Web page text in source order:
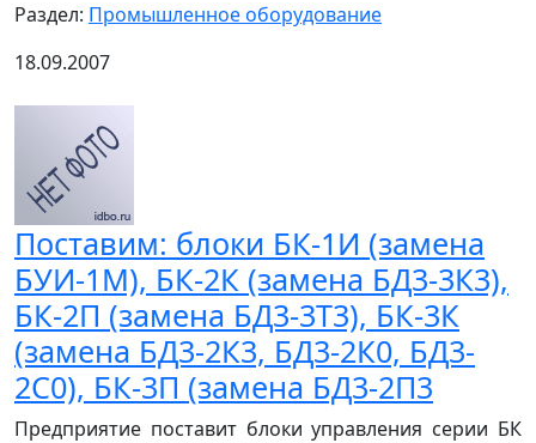
Раздел: Промышленное оборудование
18.09.2007
Поставим: блоки БК-1И (замена
БУИ-1М), БК-2К (замена БД3-3К3),
БК-2П (замена БД3-3Т3), БК-3К
(замена БД3-2К3, БД3-2К0, БД3-
2С0), БК-3П (замена БД3-2П3
Предприятие поставит блоки управления серии БК